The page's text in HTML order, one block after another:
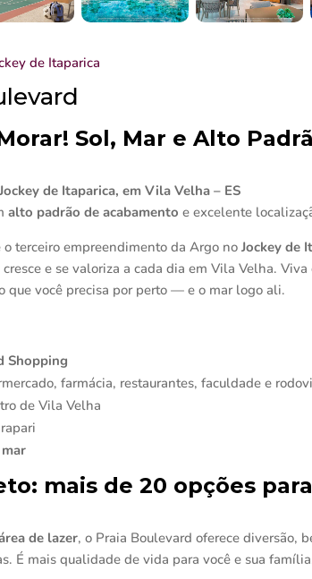
de Itaparica
Sol, Mar e Alto
de Itaparica, em Vila Velha – ES
alto padrão de acabamento e excelente
o terceiro empreendimento da Argo no Jockey de
e se valoriza a cada dia em Vila Velha. Viva
que você precisa por perto — e o mar logo ali.
Shopping
farmácia, restaurantes, faculdade e
de Vila Velha
mar
mais de 20 opções
de lazer, o Praia Boulevard oferece diversão,
É mais qualidade de vida para você e sua